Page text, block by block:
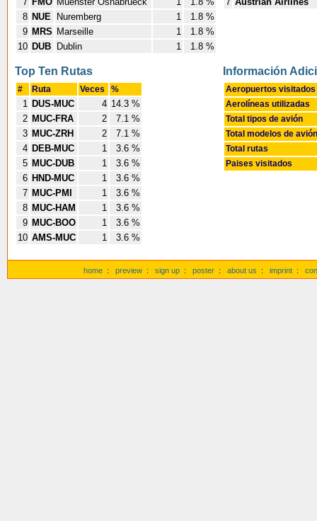
8 NUE Nuremberg 1
1.8 %
9 MRS Marseille 1
1.8 %
10 DUB Dublin 1 1.8 %
Top Ten Rutas
# Ruta Veces %
1 DUS-MUC 4 14.3 %
2 MUC-FRA 2
7.1 %
3 MUC-ZRH 2
7.1 %
4 DEB-MUC 1
3.6 %
5 MUC-DUB 1
3.6 %
6 HND-MUC 1
3.6 %
7 MUC-PMI 1
3.6 %
8 MUC-HAM 1
3.6 %
9 MUC-BOO 1
3.6 %
10 AMS-MUC 1 3.6 %
Información
Aeropuertos visitados
Aerolíneas utilizadas
Total tipos de avión
Total modelos de
Total rutas
Paises visitados
home : preview : sign up : poster : about us : imprint :